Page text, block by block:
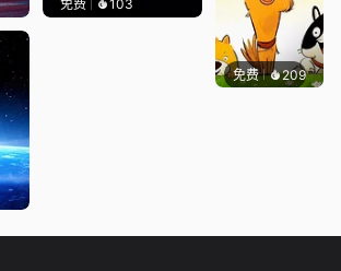
免费 103
免费 209渔小小